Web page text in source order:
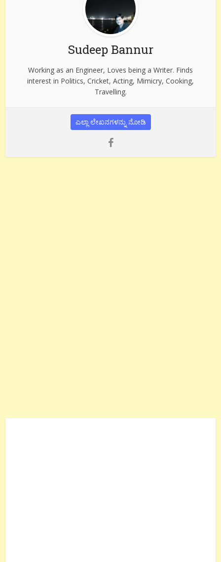
Sudeep Bannur
Working as an Engineer, Loves being a Writer. Finds
interest in Politics, Cricket, Acting, Mimicry, Cooking,
Travelling.
ಎಲ್ಲಾ ಲೇಖನಗಳನ್ನು ನೋಡಿ